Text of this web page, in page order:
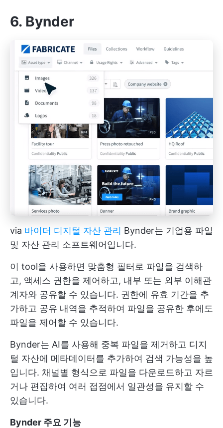
6. Bynder
via 바이더 디지털 자산 관리 Bynder는 기업용 파일
및 자산 관리 소프트웨어입니다.
이 tool을 사용하면 맞춤형 필터로 파일을 검색하
고, 액세스 권한을 제어하고, 내부 또는 외부 이해관
계자와 공유할 수 있습니다. 권한에 유효 기간을 추
가하고 공유 내역을 추적하여 파일을 공유한 후에도
파일을 제어할 수 있습니다.
Bynder는 AI를 사용해 중복 파일을 제거하고 디지
털 자산에 메타데이터를 추가하여 검색 가능성을 높
입니다. 채널별 형식으로 파일을 다운로드하고 자르
거나 편집하여 여러 접점에서 일관성을 유지할 수
있습니다.
Bynder 주요 기능